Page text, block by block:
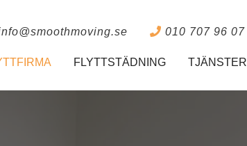
010 707 96 07
FLYTTSTÄDNING TJÄNSTER